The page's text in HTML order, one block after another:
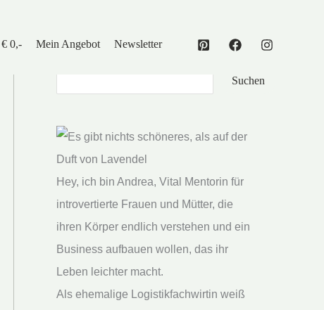
0,- Mein Angebot Newsletter
Suchen
Hey, ich bin Andrea, Vital Mentorin für
introvertierte Frauen und Mütter, die
ihren Körper endlich verstehen und ein
Business aufbauen wollen, das ihr
Leben leichter macht.
Als ehemalige Logistikfachwirtin weiß